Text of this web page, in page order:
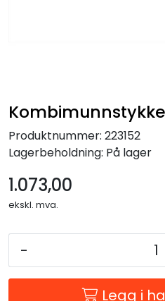
Produktnummer: 223152
Lagerbeholdning: På lager
1.073,00
ekskl. mva.
-
Legg i